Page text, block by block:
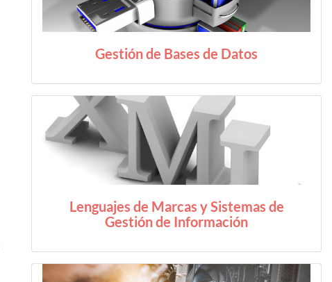
Gestión de Bases de Datos
Lenguajes de Marcas y Sistemas de
Gestión de Información